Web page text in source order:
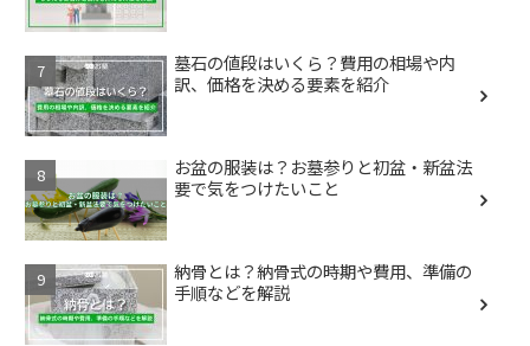
墓石の値段はいくら？費用の相場や内
訳、価格を決める要素を紹介
お盆の服装は？お墓参りと初盆・新盆法
要で気をつけたいこと
納骨とは？納骨式の時期や費用、準備の
手順などを解説